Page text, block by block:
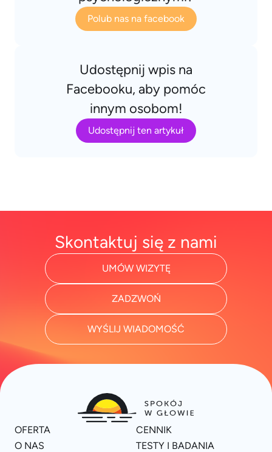
Polub nas na facebook
Udostępnij wpis na
Facebooku, aby pomóc
innym osobom!
Udostępnij ten artykuł
Skontaktuj się z nami
UMÓW WIZYTĘ
ZADZWOŃ
WYŚLIJ WIADOMOŚĆ
OFERTA
CENNIK
O NAS
TESTY I BADANIA